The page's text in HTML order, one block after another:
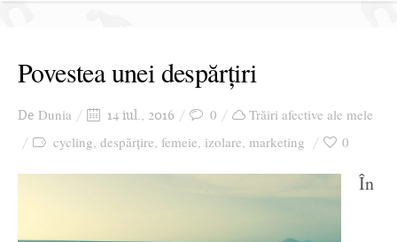
Povestea unei despărțiri
De Dunia 14 iul., 2016 0
Trăiri afective ale mele
cycling, despărțire, femeie, izolare, marketing 0
În